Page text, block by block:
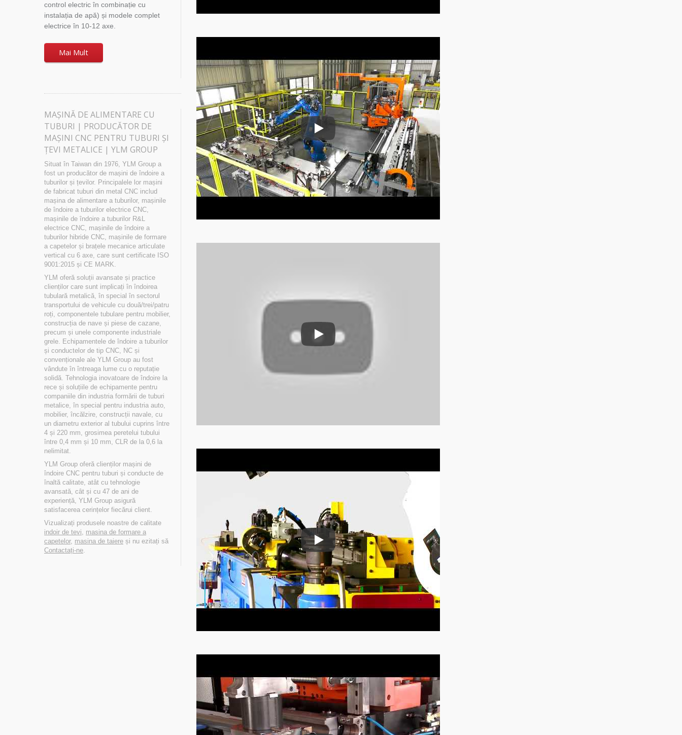
control electric în combinație cu
instalația de apă) și modele complet
electrice în 10-12 axe.
Mai Mult
MAȘINĂ DE ALIMENTARE CU
TUBURI | PRODUCĂTOR DE
MAȘINI CNC PENTRU TUBURI ȘI
ȚEVI METALICE | YLM GROUP
Situat în Taiwan din 1976, YLM Group a
fost un producător de mașini de îndoire a
tuburilor și țevilor. Principalele lor mașini
de fabricat tuburi din metal CNC includ
mașina de alimentare a tuburilor, mașinile
de îndoire a tuburilor electrice CNC,
mașinile de îndoire a tuburilor R&L
electrice CNC, mașinile de îndoire a
tuburilor hibride CNC, mașinile de formare
a capetelor și brațele mecanice articulate
vertical cu 6 axe, care sunt certificate ISO
9001:2015 și CE MARK.
YLM oferă soluții avansate și practice
clienților care sunt implicați în îndoirea
tubulară metalică, în special în sectorul
transportului de vehicule cu două/trei/patru
roți, componentele tubulare pentru mobilier,
construcția de nave și piese de cazane,
precum și unele componente industriale
grele. Echipamentele de îndoire a tuburilor
și conductelor de tip CNC, NC și
convenționale ale YLM Group au fost
vândute în întreaga lume cu o reputație
solidă. Tehnologia inovatoare de îndoire la
rece și soluțiile de echipamente pentru
companiile din industria formării de tuburi
metalice, în special pentru industria auto,
mobilier, încălzire, construcții navale, cu
un diametru exterior al tubului cuprins între
4 și 220 mm, grosimea peretelui tubului
între 0,4 mm și 10 mm, CLR de la 0,6 la
nelimitat.
YLM Group oferă clienților mașini de
îndoire CNC pentru tuburi și conducte de
înaltă calitate, atât cu tehnologie
avansată, cât și cu 47 de ani de
experiență, YLM Group asigură
satisfacerea cerințelor fiecărui client.
Vizualizați produsele noastre de calitate
indoir de tevi, masina de formare a
capetelor, masina de taiere și nu ezitați să
Contactați-ne.
Mașină de alimentare cu tuburi
Mașină de alimentare cu tuburi
Mașină de alimentare cu tuburi